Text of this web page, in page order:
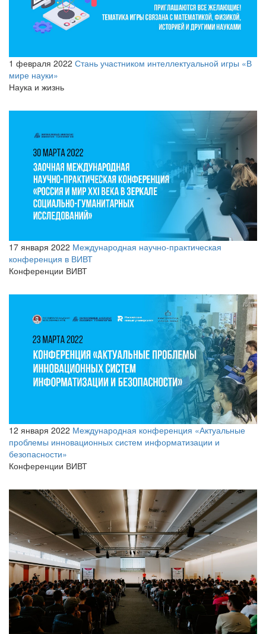
1 февраля 2022 Стань участником интеллектуальной игры «В
мире науки»
Наука и жизнь
17 января 2022 Международная научно-практическая
конференция в ВИВТ
Конференции ВИВТ
12 января 2022 Международная конференция «Актуальные
проблемы инновационных систем информатизации и
безопасности»
Конференции ВИВТ